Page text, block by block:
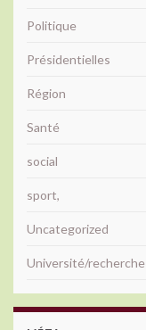
Politique
Présidentielles
Région
Santé
social
sport,
Uncategorized
Université/recherche